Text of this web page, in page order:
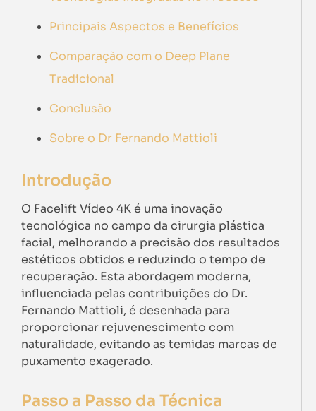
Principais Aspectos e Benefícios
Comparação com o Deep Plane
Tradicional
Conclusão
Sobre o Dr Fernando Mattioli
Introdução
O Facelift Vídeo 4K é uma inovação
tecnológica no campo da cirurgia plástica
facial, melhorando a precisão dos resultados
estéticos obtidos e reduzindo o tempo de
recuperação. Esta abordagem moderna,
influenciada pelas contribuições do Dr.
Fernando Mattioli, é desenhada para
proporcionar rejuvenescimento com
naturalidade, evitando as temidas marcas de
puxamento exagerado.
Passo a Passo da Técnica